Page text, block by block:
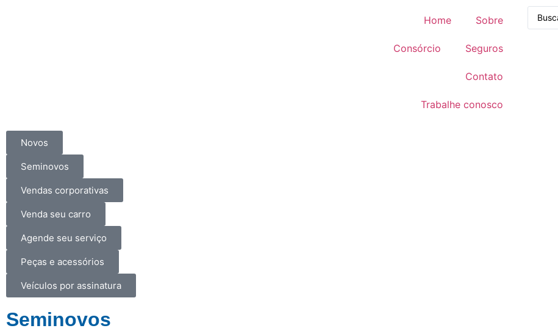
Home Sobre
Consórcio Seguros
Contato
Trabalhe conosco
Novos
Seminovos
Vendas corporativas
Venda seu carro
Agende seu serviço
Peças e acessórios
Veículos por assinatura
Seminovos